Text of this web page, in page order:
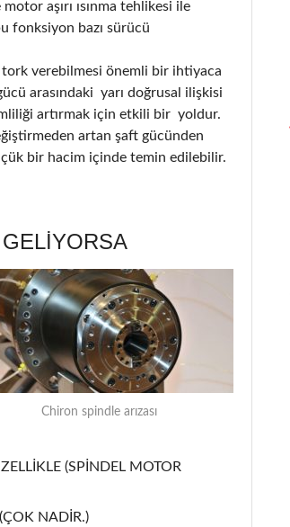
aşırı ısınma tehlikesi ile
fonksiyon bazı sürücü
verebilmesi önemli bir ihtiyaca
arasındaki yarı doğrusal ilişkisi
artırmak için etkili bir yoldur.
artan şaft gücünden
bir hacim içinde temin edilebilir.
Chiron spindle arızası
(SPİNDEL MOTOR
NADİR.)